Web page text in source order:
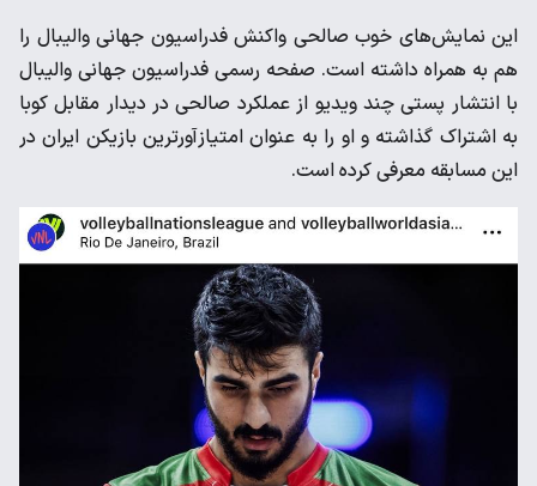
این نمایش‌های خوب صالحی واکنش فدراسیون جهانی والیبال را
هم به همراه داشته است. صفحه رسمی فدراسیون جهانی والیبال
با انتشار پستی چند ویدیو از عملکرد صالحی در دیدار مقابل کوبا
به اشتراک گذاشته و او را به عنوان امتیازآورترین بازیکن ایران در
این مسابقه معرفی کرده است.